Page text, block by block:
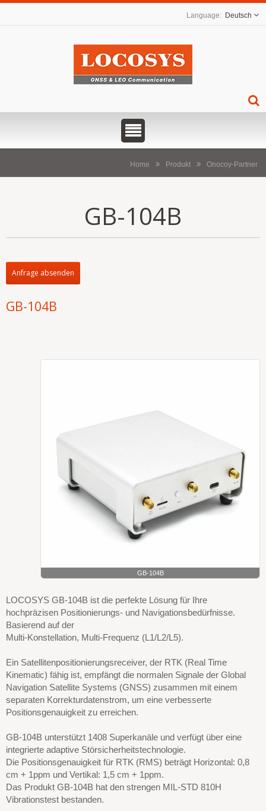
Deutsch
Home Produkt Onocoy-Partner
GB-104B
Anfrage absenden
GB-104B
GB-104B
LOCOSYS GB-104B ist die perfekte Lösung für Ihre
hochpräzisen Positionierungs- und Navigationsbedürfnisse.
Basierend auf der
Multi-Konstellation, Multi-Frequenz (L1/L2/L5).
Ein Satellitenpositionierungsreceiver, der RTK (Real Time
Kinematic) fähig ist, empfängt die normalen Signale der Global
Navigation Satellite Systems (GNSS) zusammen mit einem
separaten Korrekturdatenstrom, um eine verbesserte
Positionsgenauigkeit zu erreichen.
GB-104B unterstützt 1408 Superkanäle und verfügt über eine
integrierte adaptive Störsicherheitstechnologie.
Die Positionsgenauigkeit für RTK (RMS) beträgt Horizontal: 0,8
cm + 1ppm und Vertikal: 1,5 cm + 1ppm.
Das Produkt GB-104B hat den strengen MIL-STD 810H
Vibrationstest bestanden.